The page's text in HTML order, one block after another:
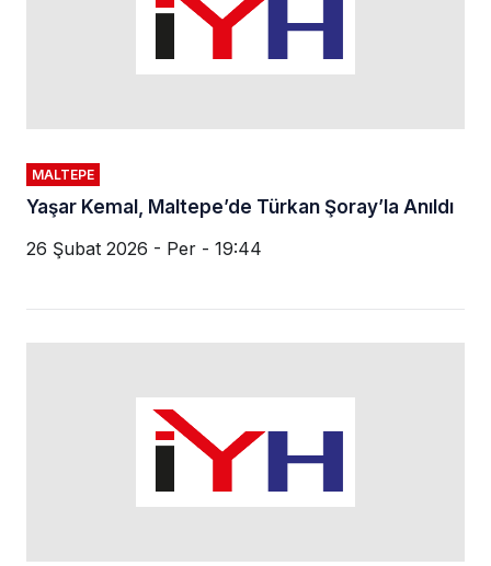
MALTEPE
Yaşar Kemal, Maltepe’de Türkan Şoray’la Anıldı
26 Şubat 2026 - Per - 19:44